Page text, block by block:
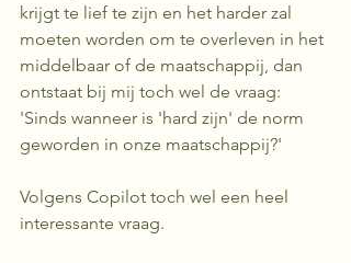
krijgt te lief te zijn en het harder zal
moeten worden om te overleven in het
middelbaar of de maatschappij, dan
ontstaat bij mij toch wel de vraag:
'Sinds wanneer is 'hard zijn' de norm
geworden in onze maatschappij?'
Volgens Copilot toch wel een heel
interessante vraag.